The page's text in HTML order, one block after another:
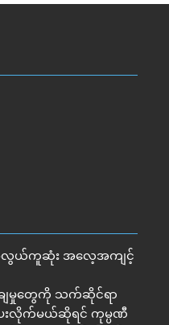
ယ်ကူဆုံး အလေ့အကျင့်
ချမှုတွေကို သက်ဆိုင်ရာ
းလိုက်မယ်ဆိုရင် ကုမ္ပဏီ